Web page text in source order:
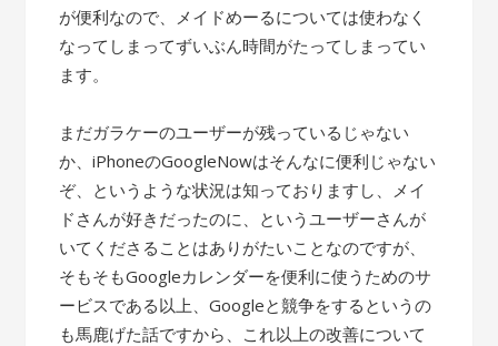
が便利なので、メイドめーるについては使わなく
なってしまってずいぶん時間がたってしまってい
ます。
まだガラケーのユーザーが残っているじゃない
か、iPhoneのGoogleNowはそんなに便利じゃない
ぞ、というような状況は知っておりますし、メイ
ドさんが好きだったのに、というユーザーさんが
いてくださることはありがたいことなのですが、
そもそもGoogleカレンダーを便利に使うためのサ
ービスである以上、Googleと競争をするというの
も馬鹿げた話ですから、これ以上の改善について